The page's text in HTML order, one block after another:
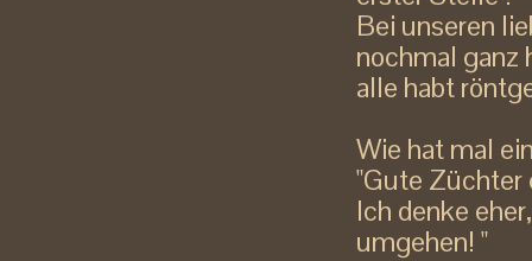
Bei unseren
nochmal ganz
alle habt
Wie hat mal
"Gute Züchter
Ich denke
umgehen! "